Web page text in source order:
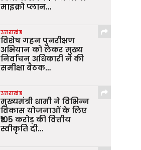
माइक्रो प्लान…
उत्तराखंड
विशेष गहन पुनरीक्षण
अभियान को लेकर मुख्य
निर्वाचन अधिकारी ने की
समीक्षा बैठक…
उत्तराखंड
मुख्यमंत्री धामी ने विभिन्न
विकास योजनाओं के लिए
₹105 करोड़ की वित्तीय
स्वीकृति दी…